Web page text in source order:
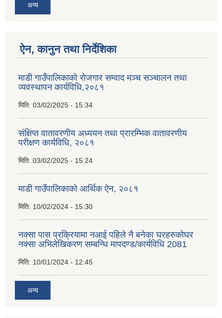
अन्य
ऐन, कानुन तथा निर्देशिका
माडी गाउँपालिकाको रोजगार सम्वाद मञ्च सञ्चालन तथा
व्यवस्थापन कार्यविधि,२०८१
मिति: 03/02/2025 - 15:34
संक्षिप्त वातावरणीय अध्ययन तथा प्रारम्भिक वातावरणीय
परीक्षण कार्यविधि, २०८१
मिति: 03/02/2025 - 15:24
माडी गाउँपालिकाको आर्थिक ऐन, २०८१
मिति: 10/02/2024 - 15:30
नक्सा पास प्रक्रियामा नआई पहिले नै बनेका घरहरुकोघर
नक्सा अभिलेखिकरण सम्बन्धि मापदण्ड/कार्यविधि 2081
मिति: 10/01/2024 - 12:45
अन्य